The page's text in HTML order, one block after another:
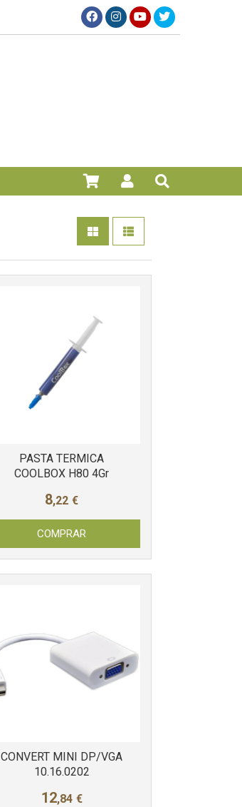
PASTA TERMICA
COOLBOX H80 4Gr
8,22 €
COMPRAR
CONVERT MINI DP/VGA
10.16.0202
12,84 €
Más info